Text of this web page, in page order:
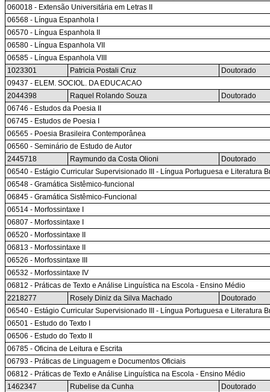
060018 - Extensão Universitária em Letras II
06568 - Língua Espanhola I
06570 - Língua Espanhola II
06580 - Língua Espanhola VII
06585 - Língua Espanhola VIII
1023301
Patricia Postali Cruz
Doutorado
09437 - ELEM. SOCIOL. DA EDUCACAO
2044398
Raquel Rolando Souza
Doutorado
06746 - Estudos da Poesia II
06745 - Estudos de Poesia I
06565 - Poesia Brasileira Contemporânea
06560 - Seminário de Estudo de Autor
2445718
Raymundo da Costa Olioni
Doutorado
06540 - Estágio Curricular Supervisionado III - Língua Portuguesa e Literatura
06548 - Gramática Sistêmico-funcional
06845 - Gramática Sistêmico-Funcional
06514 - Morfossintaxe I
06807 - Morfossintaxe I
06520 - Morfossintaxe II
06813 - Morfossintaxe II
06526 - Morfossintaxe III
06532 - Morfossintaxe IV
06812 - Práticas de Texto e Análise Linguística na Escola - Ensino Médio
2218277
Rosely Diniz da Silva Machado
Doutorado
06540 - Estágio Curricular Supervisionado III - Língua Portuguesa e Literatura
06501 - Estudo do Texto I
06506 - Estudo do Texto II
06785 - Oficina de Leitura e Escrita
06793 - Práticas de Linguagem e Documentos Oficiais
06812 - Práticas de Texto e Análise Linguística na Escola - Ensino Médio
1462347
Rubelise da Cunha
Doutorado